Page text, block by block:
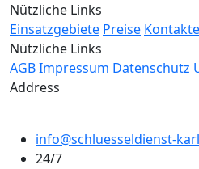
Nützliche Links
Einsatzgebiete Preise Kontakte
Nützliche Links
AGBImpressum Datenschutz
Address
info@schluesseldienst-
24/7